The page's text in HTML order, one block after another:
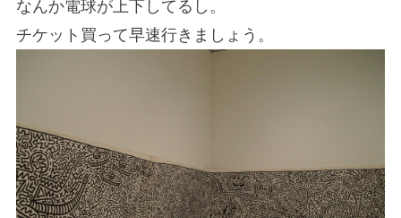
なんか電球が上下してるし。
チケット買って早速行きましょう。